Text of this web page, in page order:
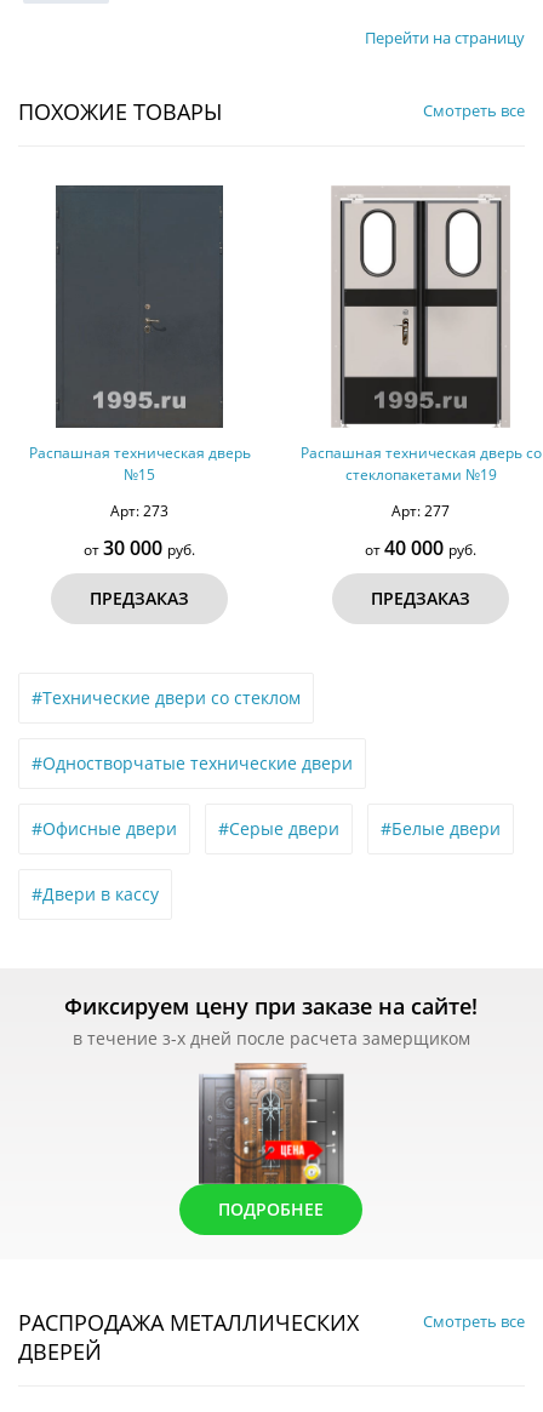
Перейти на страницу
ПОХОЖИЕ ТОВАРЫ Смотреть все
Распашная техническая дверь
№15
Арт: 273
от30 000 руб.
ПРЕДЗАКАЗ
Распашная техническая дверь со
стеклопакетами №19
Арт: 277
от40 000 руб.
ПРЕДЗАКАЗ
#Технические двери со стеклом
#Одностворчатые технические двери
#Офисные двери #Серые двери #Белые двери
#Двери в кассу
Фиксируем цену при заказе на сайте!
в течение з-х дней после расчета замерщиком
ПОДРОБНЕЕ
РАСПРОДАЖА МЕТАЛЛИЧЕСКИХ
ДВЕРЕЙ
Смотреть все